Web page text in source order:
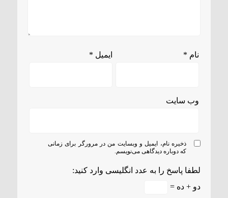
نام * ایمیل *
وب‌ سایت
ذخیره نام، ایمیل و وبسایت من در مرورگر برای زمانی
که دوباره دیدگاهی می‌نویسم.
لطفا پاسخ را به عدد انگلیسی وارد کنید:
دو + ده =